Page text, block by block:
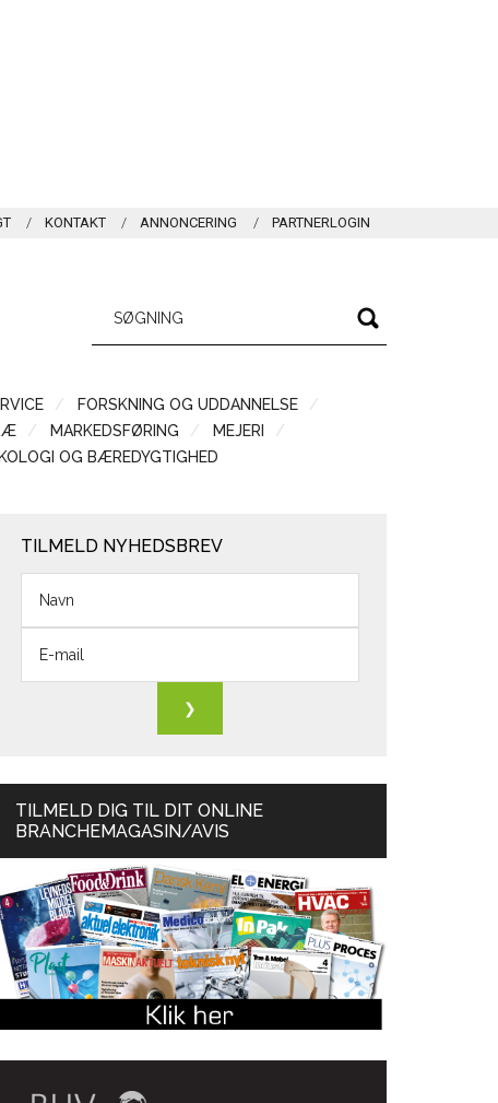
KONTAKT ANNONCERING PARTNERLOGIN
FORSKNING OG UDDANNELSE
MARKEDSFØRING
MEJERI
OG BÆREDYGTIGHED
TILMELD NYHEDSBREV
TILMELD DIG TIL DIT ONLINE
BRANCHEMAGASIN/AVIS